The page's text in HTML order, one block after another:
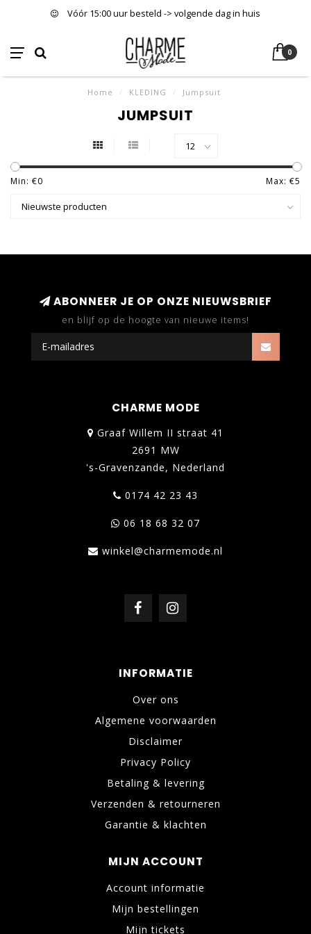
Vóór 15:00 uur besteld -> volgende dag in huis
0
Home / KLEDING / Jumpsuit
JUMPSUIT
Min: €0 Max: €5
ABONNEER JE OP ONZE NIEUWSBRIEF
en blijf op de hoogte van nieuwe items!
CHARME MODE
Graaf Willem II straat 41
2691 MW
's-Gravenzande, Nederland
0174 42 23 43
06 18 68 32 07
winkel@charmemode.nl
INFORMATIE
Over ons
Algemene voorwaarden
Disclaimer
Privacy Policy
Betaling & levering
Verzenden & retourneren
Garantie & klachten
MIJN ACCOUNT
Account informatie
Mijn bestellingen
Mijn tickets